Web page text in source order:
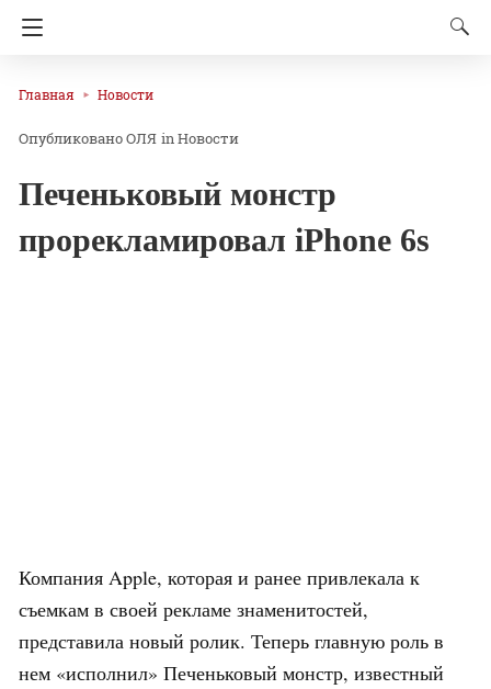
Главная Новости
ОЛЯ inНовости
Печеньковый монстр
прорекламировал iPhone 6s
Компания Apple, которая и ранее привлекала к
съемкам в своей рекламе знаменитостей,
представила новый ролик. Теперь главную роль в
нем «исполнил» Печеньковый монстр, известный